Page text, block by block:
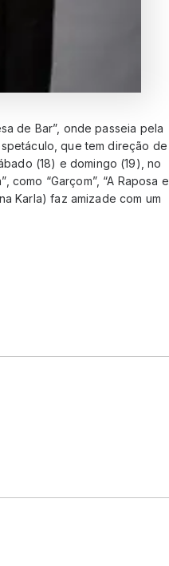
de Bar”, onde passeia pela
que tem direção de
(18) e domingo (19), no
“Garçom”, “A Raposa e
Karla) faz amizade com um